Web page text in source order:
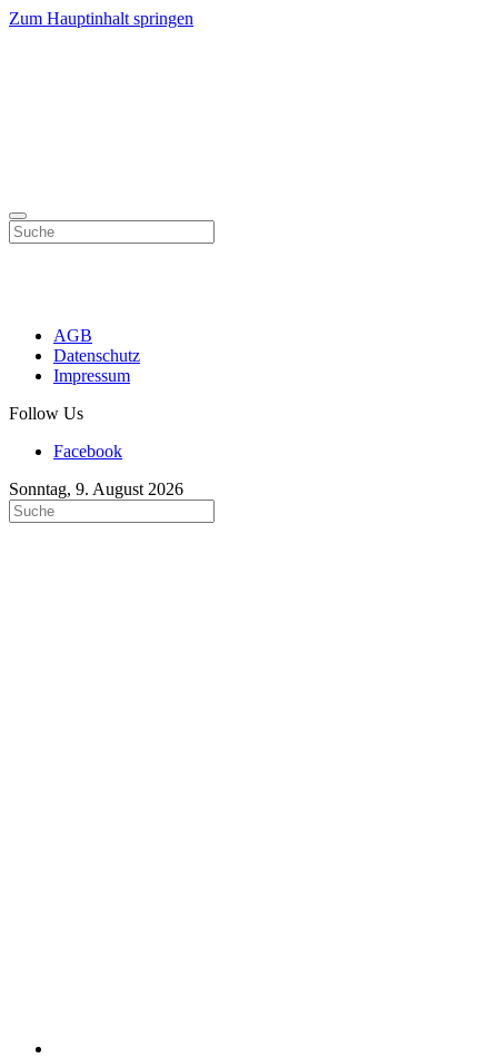
Zum Hauptinhalt springen
AGB
Datenschutz
Impressum
Follow Us
Facebook
Sonntag, 9. August 2026